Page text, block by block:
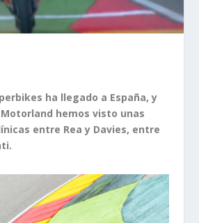
ha llegado a España, y
hemos visto unas
entre Rea y Davies, entre